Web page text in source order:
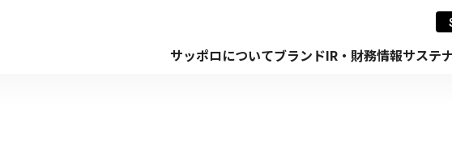
サッポロについてブランドIR・財務情報サステ